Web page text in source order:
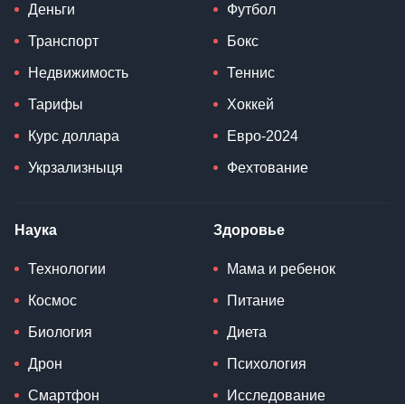
Деньги
Транспорт
Недвижимость
Тарифы
Курс доллара
Укрзализныця
Футбол
Бокс
Теннис
Хоккей
Евро-2024
Фехтование
Наука
Технологии
Космос
Биология
Дрон
Смартфон
Здоровье
Мама и ребенок
Питание
Диета
Психология
Исследование